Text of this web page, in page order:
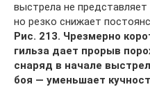
выстрела не
но резко снижает
Рис. 213. Чрезмерно
гильза дает прорыв
снаряд в начале
боя — уменьшает